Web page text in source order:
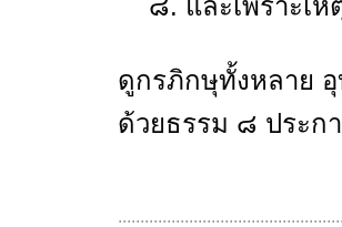
๘. และเพราะเห
ดูกรภิกษุทั้งหลาย
ด้วยธรรม ๘ ประก